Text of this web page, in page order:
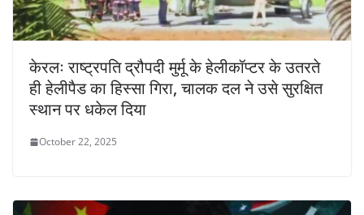
केरलः राष्ट्रपति द्रौपदी मुर्मू के हेलीकॉप्टर के उतरते
ही हेलीपैड का हिस्सा गिरा, चालक दल ने उसे सुरक्षित
स्थान पर धकेल दिया
October 22, 2025